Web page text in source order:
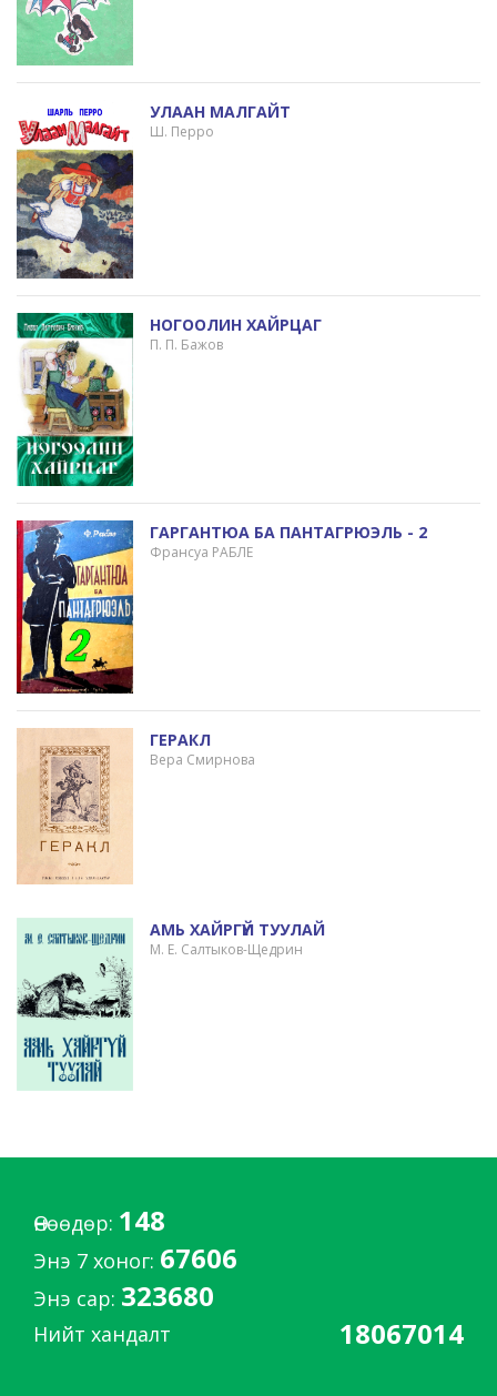
УЛААН МАЛГАЙТ
Ш. Перро
НОГООЛИН ХАЙРЦАГ
П. П. Бажов
ГАРГАНТЮА БА ПАНТАГРЮЭЛЬ - 2
Франсуа РАБЛЕ
ГЕРАКЛ
Вера Смирнова
АМЬ ХАЙРГҮЙ ТУУЛАЙ
М. Е. Салтыков-Щедрин
Өнөөдөр: 148
Энэ 7 хоног: 67606
Энэ сар: 323680
Нийт хандалт 18067014